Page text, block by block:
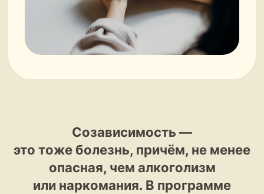
Созависимость —
это тоже болезнь, причём, не менее
опасная, чем алкоголизм
или наркомания. В программе
Правила участия и организация
процесса